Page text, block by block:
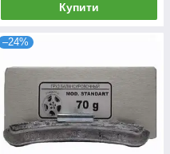
Купити
–24%